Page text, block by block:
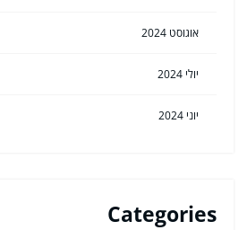
אוגוסט 2024
יולי 2024
יוני 2024
Categories